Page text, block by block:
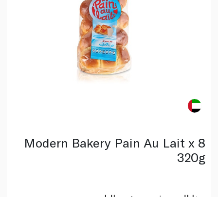
Modern Bakery Pain Au Lait x 8
320g